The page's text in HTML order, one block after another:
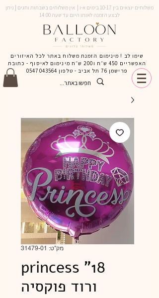
משלוחים יוצאים בין 10-17 בימים א-ו | אין משלוחים בשבתות וחגים | ניתן
לבצע הזמנה לאותו היום עד שעה 14:00
שימו לב ! מינימום הזמנת משלוח באתר לכל האיזורים
האפשריים 450 ש״ח ו200 ש״ח מינימום לאיסוף - כתובת
פרישמן 76 תל אביב - טלפון
0547043564
מק"ט: 31479-01
princess "18
ורוד פוקסיה